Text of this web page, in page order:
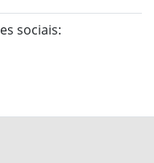
sociais: